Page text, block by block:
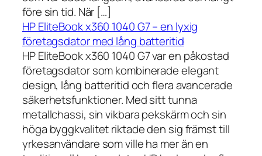
före sin tid. När […]
HP EliteBook x360 1040 G7 – en lyxig
företagsdator med lång batteritid
HP EliteBook x360 1040 G7 var en påkostad
företagsdator som kombinerade elegant
design, lång batteritid och flera avancerade
säkerhetsfunktioner. Med sitt tunna
metallchassi, sin vikbara pekskärm och sin
höga byggkvalitet riktade den sig främst till
yrkesanvändare som ville ha mer än en